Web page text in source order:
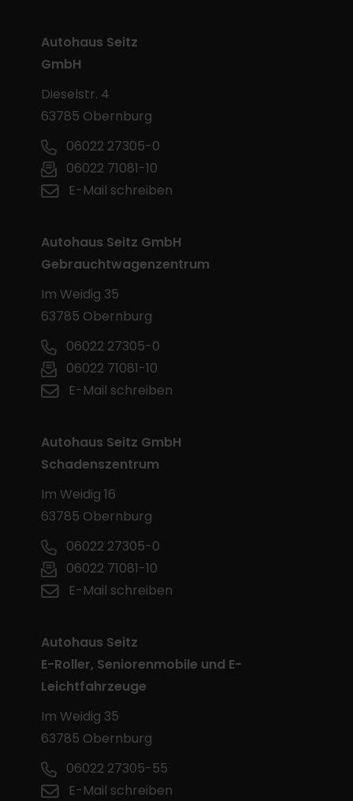
Autohaus Seitz
GmbH
Dieselstr. 4
63785 Obernburg
06022 27305-0
06022 71081-10
E-Mail schreiben
Autohaus Seitz GmbH
Gebrauchtwagenzentrum
Im Weidig 35
63785 Obernburg
06022 27305-0
06022 71081-10
E-Mail schreiben
Autohaus Seitz GmbH
Schadenszentrum
Im Weidig 16
63785 Obernburg
06022 27305-0
06022 71081-10
E-Mail schreiben
Autohaus Seitz
E-Roller, Seniorenmobile und E-
Leichtfahrzeuge
Im Weidig 35
63785 Obernburg
06022 27305-55
E-Mail schreiben